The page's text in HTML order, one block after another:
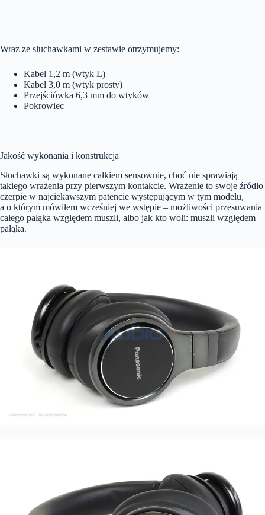
Wraz ze słuchawkami w zestawie otrzymujemy:
Kabel 1,2 m (wtyk L)
Kabel 3,0 m (wtyk prosty)
Przejściówka 6,3 mm do wtyków
Pokrowiec
Jakość wykonania i konstrukcja
Słuchawki są wykonane całkiem sensownie, choć nie sprawiają
takiego wrażenia przy pierwszym kontakcie. Wrażenie to swoje źródło
czerpie w najciekawszym patencie występującym w tym modelu,
a o którym mówiłem wcześniej we wstępie – możliwości przesuwania
całego pałąka względem muszli, albo jak kto woli: muszli względem
pałąka.